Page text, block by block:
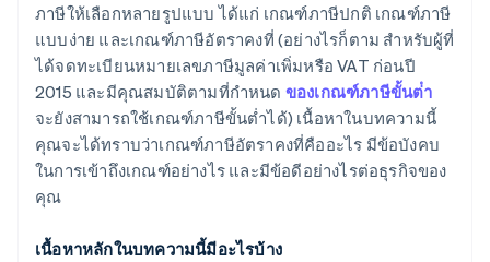
ภาษีให้เลือกหลายรูปแบบ ได้แก่ เกณฑ์ภาษีปกติ เกณฑ์ภาษี
แบบง่าย และเกณฑ์ภาษีอัตราคงที่ (อย่างไรก็ตาม สำหรับผู้ที่
ได้จดทะเบียนหมายเลขภาษีมูลค่าเพิ่มหรือ VAT ก่อนปี
2015 และมีคุณสมบัติตามที่กำหนด ของเกณฑ์ภาษีขั้นต่ํา
จะยังสามารถใช้เกณฑ์ภาษีขั้นต่ำได้) เนื้อหาในบทความนี้
คุณจะได้ทราบว่าเกณฑ์ภาษีอัตราคงที่คืออะไร มีข้อบังคบ
ในการเข้าถึงเกณฑ์อย่างไร และมีข้อดีอย่างไรต่อธุรกิจของ
คุณ
เนื้อหาหลักในบทความนี้มีอะไรบ้าง